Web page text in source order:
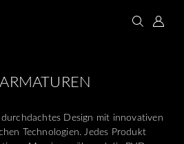
Design mit innovativen
Technologien. Jedes Produkt